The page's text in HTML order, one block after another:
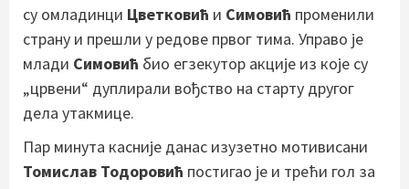
су омладинци Цветковић и Симовић променили
страну и прешли у редове првог тима. Управо је
млади Симовић био егзекутор акције из које су
„црвени“ дуплирали вођство на старту другог
дела утакмице.
Пар минута касније данас изузетно мотивисани
Томислав Тодоровић постигао је и трећи гол за